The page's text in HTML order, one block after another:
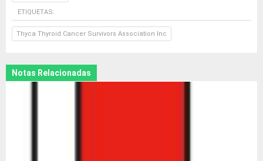
ETIQUETAS:
Thyca Thyroid Cancer Survivors Association Inc
Notas Relacionadas